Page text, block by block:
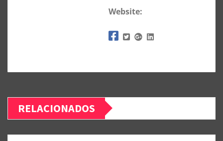
Website:
RELACIONADOS